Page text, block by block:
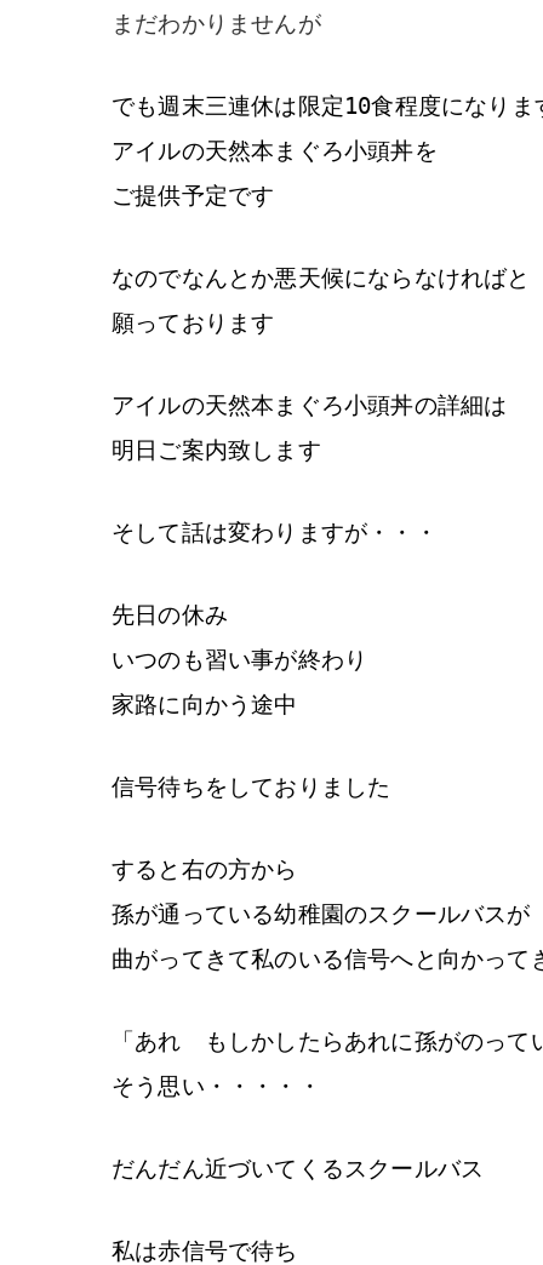
まだわかりませんが
でも週末三連休は限定10食程度になりま
アイルの天然本まぐろ小頭丼を
ご提供予定です
なのでなんとか悪天候にならなければと
願っております
アイルの天然本まぐろ小頭丼の詳細は
明日ご案内致します
そして話は変わりますが・・・
先日の休み
いつのも習い事が終わり
家路に向かう途中
信号待ちをしておりました
すると右の方から
孫が通っている幼稚園のスクールバスが
曲がってきて私のいる信号へと向かって
「あれ もしかしたらあれに孫がのって
そう思い・・・・・
だんだん近づいてくるスクールバス
私は赤信号で待ち